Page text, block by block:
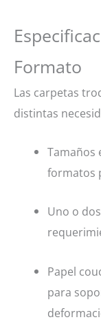
Formato
Las carpetas
distintas
Tamaños
formatos
Uno o
Papel
para